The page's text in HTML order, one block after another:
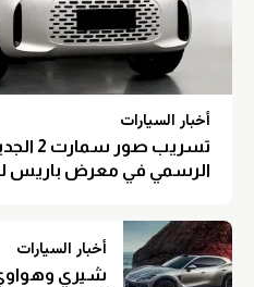
أخبار السيارات
تسريب
الرسمي في معرض باريس
أخبار السيارات
شيري